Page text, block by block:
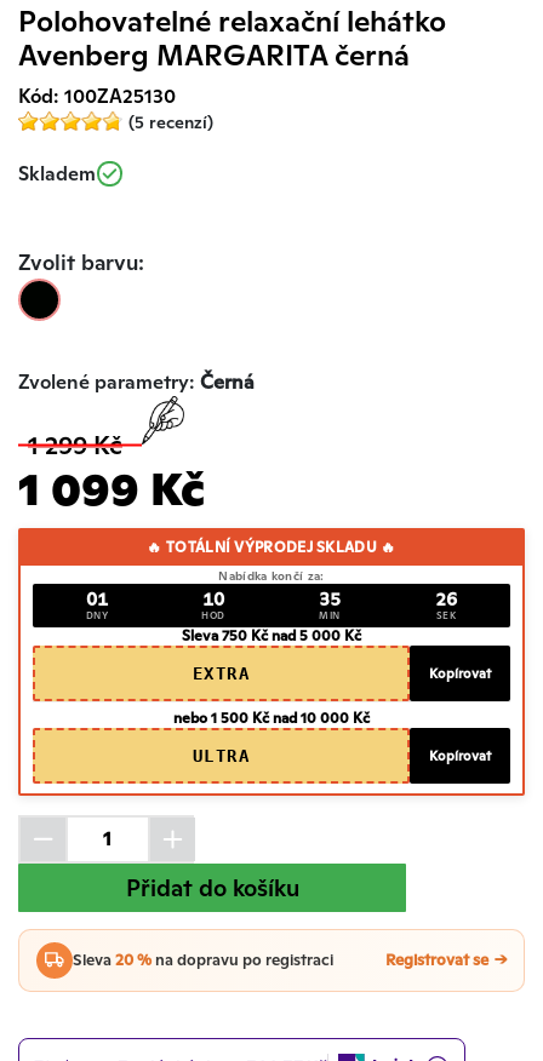
Polohovatelné relaxační lehátko
Avenberg MARGARITA černá
Kód: 100ZA25130
(5 recenzí)
Skladem
Zvolit barvu:
Zvolené parametry: Černá
1 299 Kč
1 099 Kč
🔥 TOTÁLNÍ VÝPRODEJ SKLADU 🔥
Nabídka končí za:
01
DNY
10
HOD
35
MIN
25
SEK
Sleva 750 Kč nad 5 000 Kč
EXTRA
Kopírovat
nebo 1 500 Kč nad 10 000 Kč
ULTRA
Kopírovat
Přidat do košíku
Sleva20 %na dopravu po registraci Registrovat se